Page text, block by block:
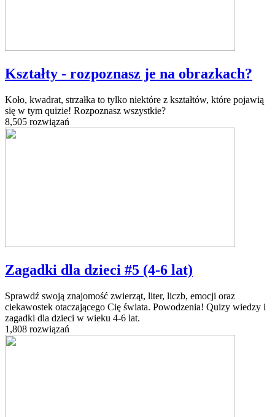
Kształty - rozpoznasz je na obrazkach?
Koło, kwadrat, strzałka to tylko niektóre z kształtów, które pojawią
się w tym quizie! Rozpoznasz wszystkie?
8,505 rozwiązań
Zagadki dla dzieci #5 (4-6 lat)
Sprawdź swoją znajomość zwierząt, liter, liczb, emocji oraz
ciekawostek otaczającego Cię świata. Powodzenia! Quizy wiedzy i
zagadki dla dzieci w wieku 4-6 lat.
1,808 rozwiązań